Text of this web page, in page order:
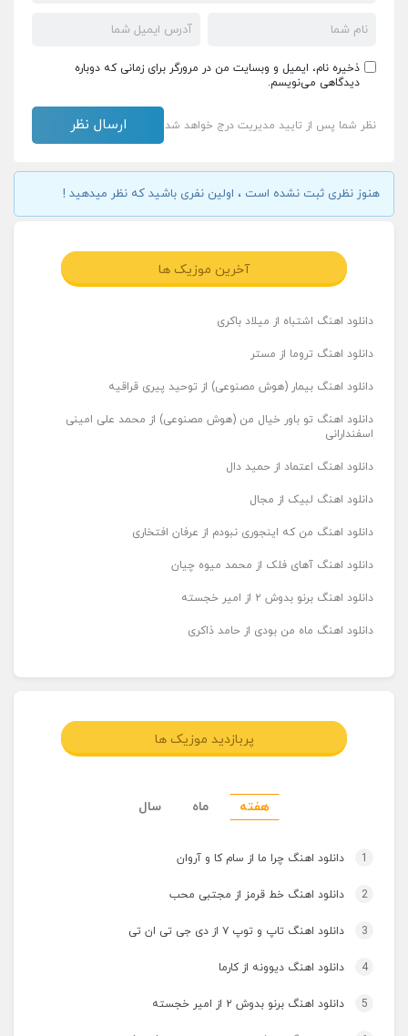
ذخیره نام، ایمیل و وبسایت من در مرورگر برای زمانی که دوباره
دیدگاهی می‌نویسم.
نظر شما پس از تایید مدیریت درج خواهد شد
هنوز نظری ثبت نشده است ، اولین نفری باشید که نظر میدهید !
آخرین موزیک ها
دانلود اهنگ اشتباه از میلاد باکری
دانلود اهنگ تروما از مستر
دانلود اهنگ بیمار (هوش مصنوعی) از توحید پیری قراقیه
دانلود اهنگ تو باور خیال من (هوش مصنوعی) از محمد علی امینی
اسفندارانی
دانلود اهنگ اعتماد از حمید دال
دانلود اهنگ لبیک از مجال
دانلود اهنگ من که اینجوری نبودم از عرفان افتخاری
دانلود اهنگ آهای فلک از محمد میوه چیان
دانلود اهنگ برنو بدوش ۲ از امیر خجسته
دانلود اهنگ ماه من بودی از حامد ذاکری
پربازدید موزیک ها
هفته ماه سال
1 دانلود اهنگ چرا ما از سام کا و آروان
2 دانلود اهنگ خط قرمز از مجتبی محب
3 دانلود اهنگ تاپ و توپ ۷ از دی جی تی ان تی
4 دانلود اهنگ دیوونه از کارما
5 دانلود اهنگ برنو بدوش ۲ از امیر خجسته